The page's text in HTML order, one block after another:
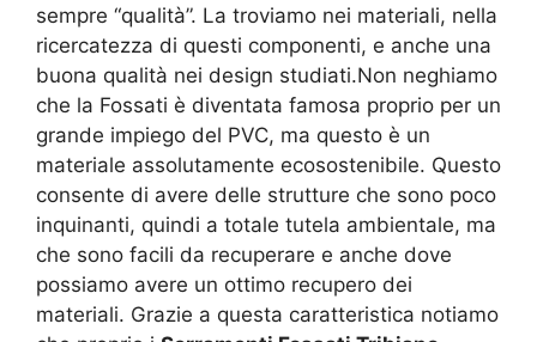
sempre “qualità”. La troviamo nei materiali, nella
ricercatezza di questi componenti, e anche una
buona qualità nei design studiati.Non neghiamo
che la Fossati è diventata famosa proprio per un
grande impiego del PVC, ma questo è un
materiale assolutamente ecosostenibile. Questo
consente di avere delle strutture che sono poco
inquinanti, quindi a totale tutela ambientale, ma
che sono facili da recuperare e anche dove
possiamo avere un ottimo recupero dei
materiali. Grazie a questa caratteristica notiamo